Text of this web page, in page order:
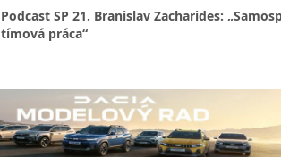
Podcast SP 21. Branislav Zacharides:
tímová práca“